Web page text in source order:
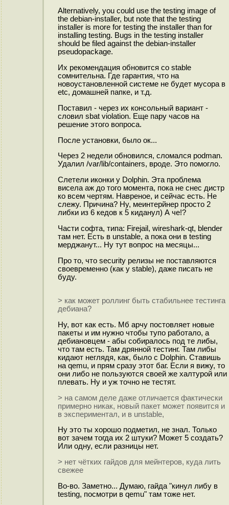
Alternatively, you could use the testing image of
the debian-installer, but note that the testing
installer is more for testing the installer than for
installing testing. Bugs in the testing installer
should be filed against the debian-installer
pseudopackage.
Их рекомендация обновится со stable
сомнительна. Где гарантия, что на
новоустановленной системе не будет мусора в
etc, домашней папке, и т.д.
Поставил - через их консольный вариант -
словил sbat violation. Еще пару часов на
решение этого вопроса.
После установки, было ок...
Через 2 недели обновился, сломался podman.
Удалил /var/lib/containers, вроде. Это помогло.
Слетели иконки у Dolphin. Эта проблема
висела аж до того момента, пока не снес дистр
ко всем чертям. Навреное, и сейчас есть. Не
слежу. Причина? Ну, меинтерйнер просто 2
либки из 6 кедов к 5 киданул) А че!?
Части софта, типа: Firejail, wireshark-qt, blender
там нет. Есть в unstable, а пока они в testing
мерджанут... Ну тут вопрос на месяцы...
Про то, что security релизы не поставляются
своевременно (как у stable), даже писать не
буду.
> как может роллинг быть стабильнее тестинга
дебиана?
Ну, вот как есть. Мб арчу постовляет новые
пакеты и им нужно чтобы тупо работало, а
дебиановцем - абы собиралось под те либы,
что там есть. Там дрянной тестинг. Там либы
кидают неглядя, как, было с Dolphin. Ставишь
на qemu, и прям сразу этот баг. Если я вижу, то
они либо не пользуются своей же халтурой или
плевать. Ну и уж точно не тестят.
> на самом деле даже отличается фактически
примерно никак, новый пакет может появится и
в экспериментал, и в unstable,
Ну это ты хорошо подметил, не знал. Только
вот зачем тогда их 2 штуки? Может 5 создать?
Или одну, если разницы нет.
> нет чётких гайдов для мейнтеров, куда лить
свежее
Во-во. Заметно... Думаю, гайда "кинул либу в
testing, посмотри в qemu" там тоже нет.